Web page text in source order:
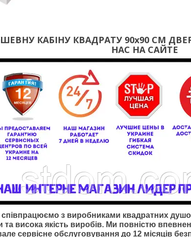
КАБІНУ КВАДРАТУ 90х90 СМ
НАС НА САЙТЕ
з виробниками квадратних
та висока якість виробів. Ми повністю
сервісне обслуговування до 12 місяців